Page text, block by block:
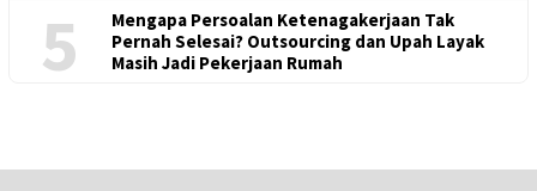
5
Mengapa Persoalan Ketenagakerjaan Tak
Pernah Selesai? Outsourcing dan Upah Layak
Masih Jadi Pekerjaan Rumah